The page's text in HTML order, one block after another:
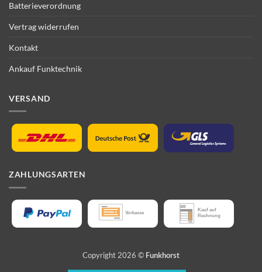
Batterieverordnung
Vertrag widerrufen
Kontakt
Ankauf Funktechnik
VERSAND
ZAHLUNGSARTEN
Copyright 2026 © Funkhorst